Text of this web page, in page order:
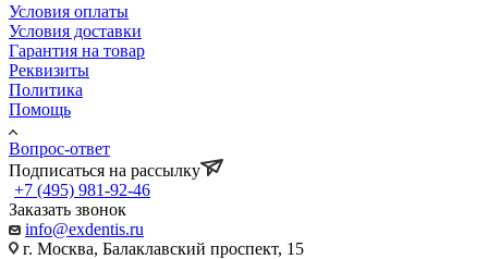
Условия оплаты
Условия доставки
Гарантия на товар
Реквизиты
Политика
Помощь
Вопрос-ответ
Подписаться на рассылку
+7 (495) 981-92-46
Заказать звонок
info@exdentis.ru
г. Москва, Балаклавский проспект, 15